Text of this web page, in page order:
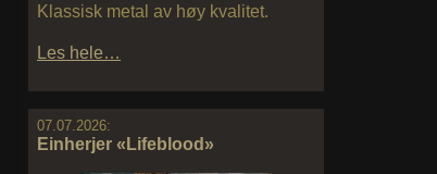
Klassisk metal av høy kvalitet.
Les hele…
07.07.2026:
Einherjer «Lifeblood»